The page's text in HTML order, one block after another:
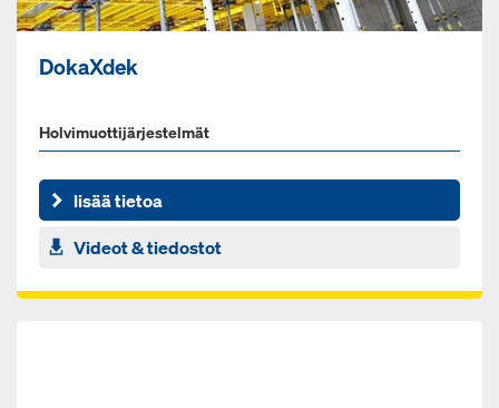
DokaXdek
Holvimuottijärjestelmät
lisää tietoa
Videot & tiedostot